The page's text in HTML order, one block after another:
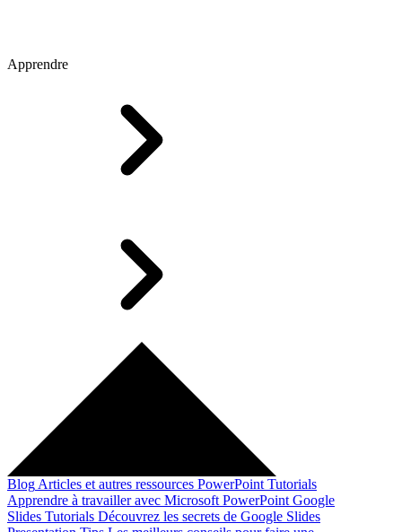
Apprendre
Blog Articles et autres ressources PowerPoint Tutorials
Apprendre à travailler avec Microsoft PowerPoint Google
Slides Tutorials Découvrez les secrets de Google Slides